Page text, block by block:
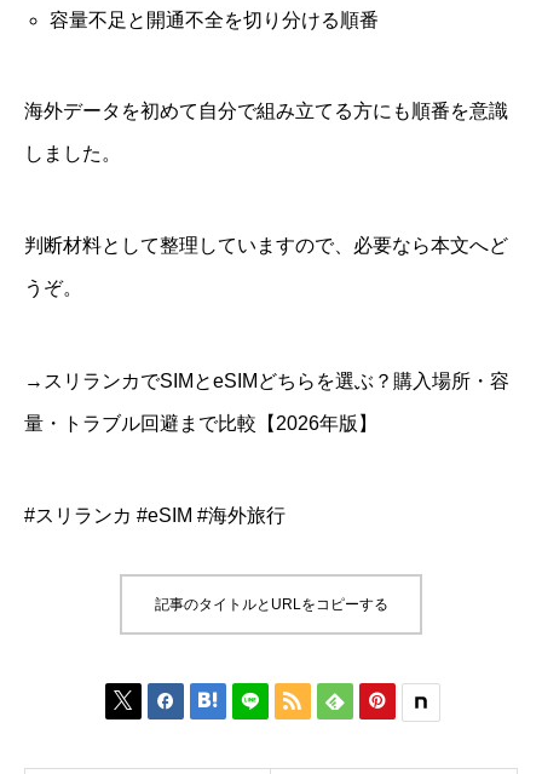
容量不足と開通不全を切り分ける順番
海外データを初めて自分で組み立てる方にも順番を意識
しました。
判断材料として整理していますので、必要なら本文へど
うぞ。
→スリランカでSIMとeSIMどちらを選ぶ？購入場所・容
量・トラブル回避まで比較【2026年版】
#スリランカ #eSIM #海外旅行
記事のタイトルとURLをコピーする
     